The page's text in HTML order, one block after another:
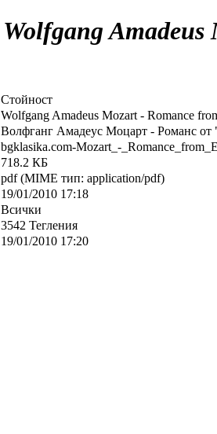
Wolfgang
Стойност
Wolfgang Amadeus Mozart - Romance
Волфганг Амадеус Моцарт - Романс
bgklasika.com-Mozart_-
718.2 КБ
pdf (MIME тип: application/pdf)
19/01/2010 17:18
Всички
3542 Тегления
19/01/2010 17:20